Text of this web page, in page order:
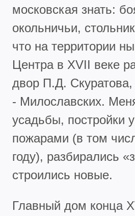
московская знать:
окольничьи,
что на территории
Центра в XVII веке
двор П.Д.
- Милославских.
усадьбы, постройки
пожарами (в том
году), разбирались
строились новые.
Главный дом конца